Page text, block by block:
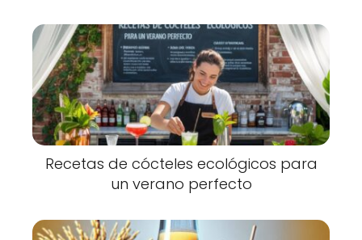
Recetas de cócteles ecológicos para
un verano perfecto